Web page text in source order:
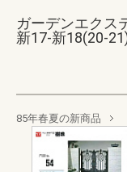
ガーデンエクス
新17-新18(20-
85年春夏の新商品